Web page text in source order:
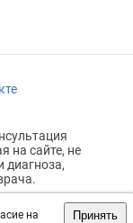
на
Принять
на сайте, не
диагноза,